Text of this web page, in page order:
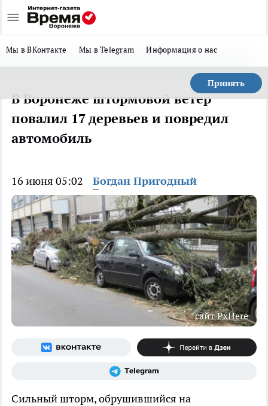
Мы в ВКонтакте Мы в Telegram Информация о нас
Принять
В Воронеже штормовой ветер
повалил 17 деревьев и повредил
автомобиль
16 июня 05:02 Богдан Пригодный
сайт PxHere
Сильный шторм, обрушившийся на